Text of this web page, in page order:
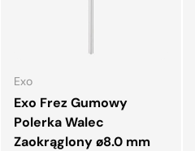
Exo
Exo Frez Gumowy
Polerka Walec
Zaokrąglony ø8.0 mm